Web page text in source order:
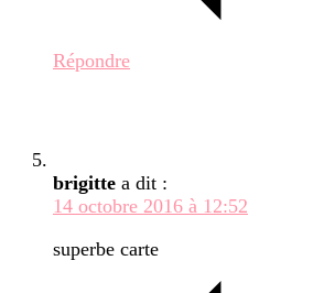
Répondre
brigitte a dit :
14 octobre 2016 à 12:52
superbe carte